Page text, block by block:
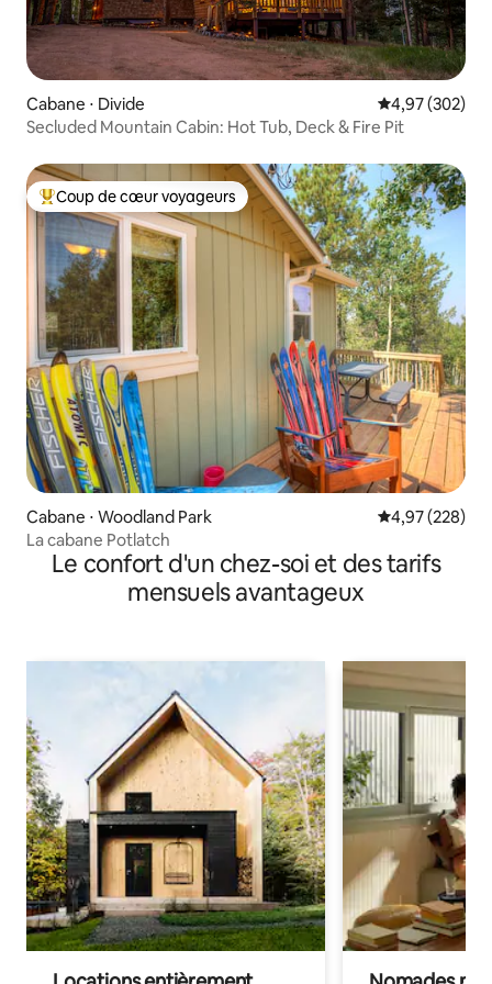
Cabane ⋅ Divide Évaluation
4,97 (302)
Secluded Mountain Cabin: Hot Tub, Deck & Fire Pit
Coups de cœur voyageurs les plus appréciés
Coup de cœur voyageurs
Cabane ⋅ Woodland Park Évaluation
4,97 (228)
La cabane Potlatch
Le confort d'un chez-soi et des tarifs
mensuels avantageux